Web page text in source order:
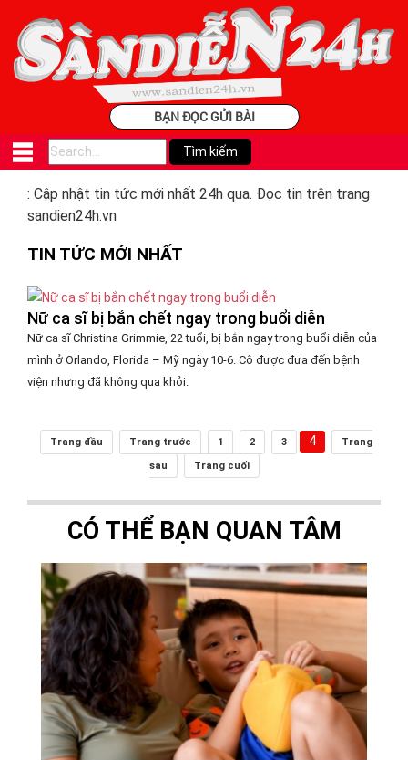
BẠN ĐỌC GỬI BÀI
: Cập nhật tin tức mới nhất 24h qua. Đọc tin trên trang
sandien24h.vn
TIN TỨC MỚI NHẤT
Nữ ca sĩ bị bắn chết ngay trong buổi diễn
Nữ ca sĩ Christina Grimmie, 22 tuổi, bị bắn ngay trong buổi diễn của
mình ở Orlando, Florida – Mỹ ngày 10-6. Cô được đưa đến bệnh
viện nhưng đã không qua khỏi.
Trang đầu Trang trước 1 2 3 4
Trang
sau
Trang cuối
CÓ THỂ BẠN QUAN TÂM